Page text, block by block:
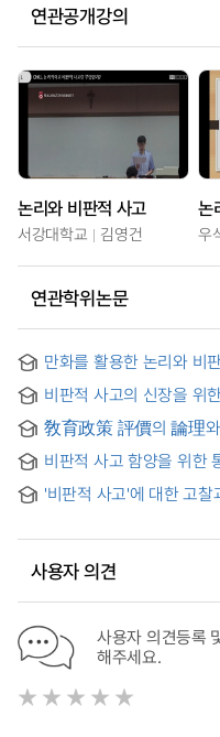
연관공개강의
논리와 비판적 사고
서강대학교 김영건
논
우
연관학위논문
만화를 활용한 논리와
비판적 사고의 신장을 위
추론 및 대치 규칙·오류
Enhancing Critical
Relations·Inference
敎育政策 評價의 論理
practical methodology
focused on the
비판적 사고 함양을 위한
thingking
'비판적 사고'에 대한 고
사용자 의견
사용자 의견등록
해주세요.